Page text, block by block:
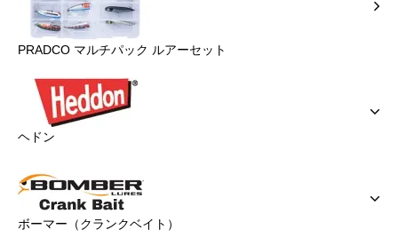
PRADCO マルチパック ルアーセット
ヘドン
ボーマー（クランクベイト）